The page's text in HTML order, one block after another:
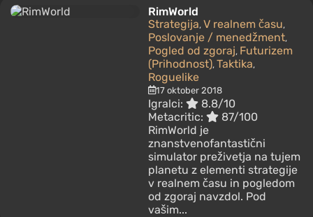
RimWorld
Strategija, V realnem času,
Poslovanje / menedžment,
Pogled od zgoraj, Futurizem
(Prihodnost), Taktika,
Roguelike
17 oktober 2018
Igralci:
8.8/10
Metacritic:
87/100
RimWorld je
znanstvenofantastični
simulator preživetja na tujem
planetu z elementi strategije
v realnem času in pogledom
od zgoraj navzdol. Pod
vašim...